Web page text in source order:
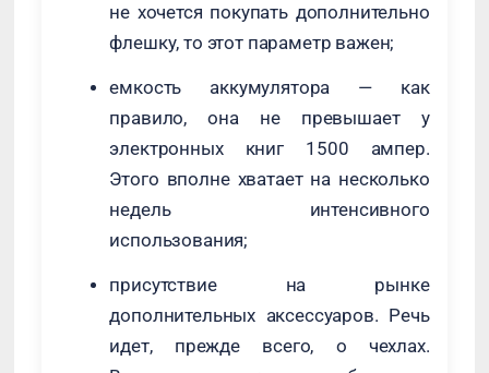
не хочется покупать дополнительно
флешку, то этот параметр важен;
емкость аккумулятора — как
правило, она не превышает у
электронных книг 1500 ампер.
Этого вполне хватает на несколько
недель интенсивного
использования;
присутствие на рынке
дополнительных аксессуаров. Речь
идет, прежде всего, о чехлах.